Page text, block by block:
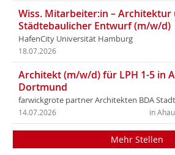
Wiss. Mitarbeiter:in – Architektur
Städtebaulicher Entwurf (m/w/d)
HafenCity Universität Hamburg
18.07.2026
Architekt (m/w/d) für LPH 1-5 in
Dortmund
farwickgrote partner Architekten BDA
in
14.07.2026
Mehr Stellen